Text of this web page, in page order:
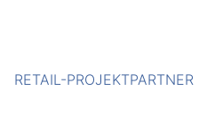
RETAIL-PROJEKTPARTNER